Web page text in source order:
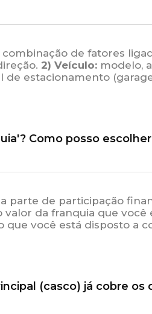
de fatores
2) Veículo: modelo,
de estacionamento
Como posso
parte de participação
valor da franquia que você
que você está disposto a
(casco) já cobre os